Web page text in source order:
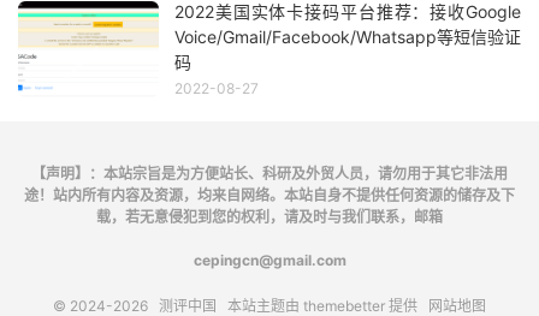
2022美国实体卡接码平台推荐：接收Google
Voice/Gmail/Facebook/Whatsapp等短信验证
码
2022-08-27
【声明】：本站宗旨是为方便站长、科研及外贸人员，请勿用于其它非法用
途！站内所有内容及资源，均来自网络。本站自身不提供任何资源的储存及下
载，若无意侵犯到您的权利，请及时与我们联系，邮箱
cepingcn@gmail.com
© 2024-2026 测评中国 本站主题由 themebetter 提供 网站地图